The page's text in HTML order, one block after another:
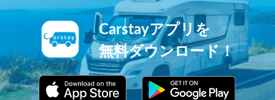
Carstayアプリを
無料ダウンロード！